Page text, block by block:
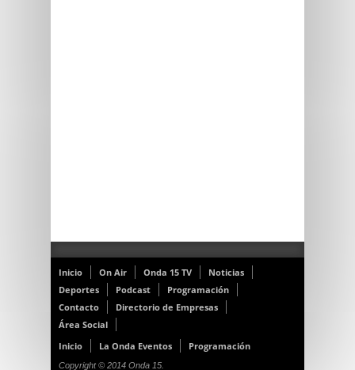
Inicio On Air Onda 15 TV
Noticias
Deportes
Podcast
Programación
Contacto
Directorio de Empresas
Área Social
Inicio
La Onda Eventos Programación
Copyright © 2014 Onda 15.